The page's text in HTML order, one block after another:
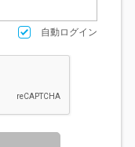
自動ログイン